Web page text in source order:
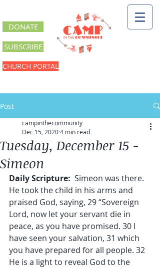
DONATE
SUBSCRIBE
CHURCH PORTAL
Post
Tuesday, December 15 -
Simeon
campinthecommunity
Dec 15, 20204 min read
Daily Scripture:
  Simeon was there.
He took the child in his arms and
praised God, saying, 29 “Sovereign
Lord, now let your servant die in
peace, as you have promised. 30 I
have seen your salvation, 31 which
you have prepared for all people. 32
He is a light to reveal God to the